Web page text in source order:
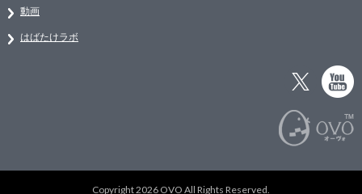
動画
はばたけラボ
Copyright 2026 OVO All Rights Reserved.